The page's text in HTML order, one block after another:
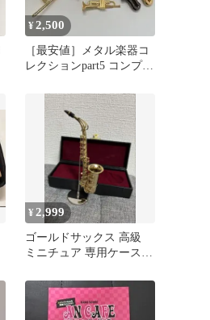
¥2,500
［最安値］メタル楽器コ
レクションpart5 コンプリ
¥ 2,999
ゴールドサックス 高級
ミニチュア 専用ケース＆